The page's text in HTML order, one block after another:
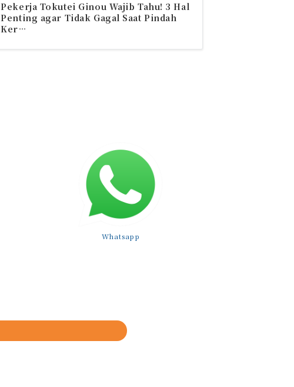
Pekerja Tokutei Ginou Wajib Tahu! 3 Hal
Penting agar Tidak Gagal Saat Pindah
Ker…
Whatsapp